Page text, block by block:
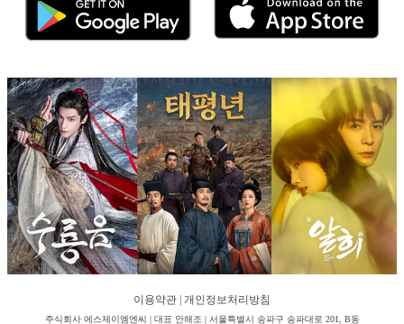
이용약관 개인정보처리방침
주식회사 에스제이엠엔씨 | 대표 안해조 | 서울특별시 송파구 송파대로 201, B동